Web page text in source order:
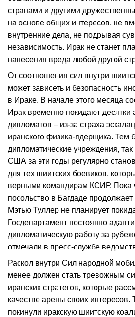
странами и другими
на основе общих интересов, не
внутренние дела, не подрывая
независимость. Ирак не станет
нанесения вреда любой другой
От соотношения сил внутри
может зависеть и безопасность
в Ираке. В начале этого месяца
Ирак временно покидают десятки
дипломатов – из-за страха
иранского физика-ядерщика. Тем
дипломатические учреждения,
США за эти годы регулярно
для тех шиитских боевиков,
верными командирам КСИР. Пока
посольство в Багдаде продолжает
Мэтью Туллер не планирует
Госдепартамент постоянно
дипломатическую работу за
отмечали в пресс-службе
Раскол внутри Сил народной
менее должен стать тревожным
иранских стратегов, которые
качестве арены своих интересов.
покинули иракскую шиитскую